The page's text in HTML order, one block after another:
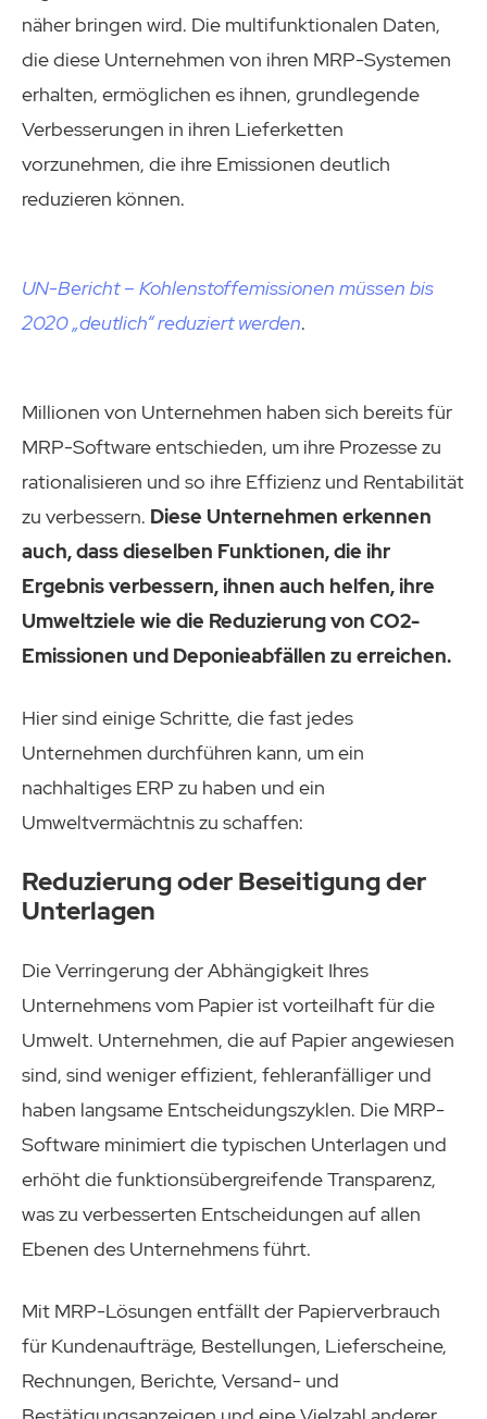
näher bringen wird. Die multifunktionalen Daten,
die diese Unternehmen von ihren MRP-Systemen
erhalten, ermöglichen es ihnen, grundlegende
Verbesserungen in ihren Lieferketten
vorzunehmen, die ihre Emissionen deutlich
reduzieren können.
UN-Bericht – Kohlenstoffemissionen müssen bis
2020 „deutlich“ reduziert werden.
Millionen von Unternehmen haben sich bereits für
MRP-Software entschieden, um ihre Prozesse zu
rationalisieren und so ihre Effizienz und Rentabilität
zu verbessern. Diese Unternehmen erkennen
auch, dass dieselben Funktionen, die ihr
Ergebnis verbessern, ihnen auch helfen, ihre
Umweltziele wie die Reduzierung von CO2-
Emissionen und Deponieabfällen zu erreichen.
Hier sind einige Schritte, die fast jedes
Unternehmen durchführen kann, um ein
nachhaltiges ERP zu haben und ein
Umweltvermächtnis zu schaffen:
Reduzierung oder Beseitigung der
Unterlagen
Die Verringerung der Abhängigkeit Ihres
Unternehmens vom Papier ist vorteilhaft für die
Umwelt. Unternehmen, die auf Papier angewiesen
sind, sind weniger effizient, fehleranfälliger und
haben langsame Entscheidungszyklen. Die MRP-
Software minimiert die typischen Unterlagen und
erhöht die funktionsübergreifende Transparenz,
was zu verbesserten Entscheidungen auf allen
Ebenen des Unternehmens führt.
Mit MRP-Lösungen entfällt der Papierverbrauch
für Kundenaufträge, Bestellungen, Lieferscheine,
Rechnungen, Berichte, Versand- und